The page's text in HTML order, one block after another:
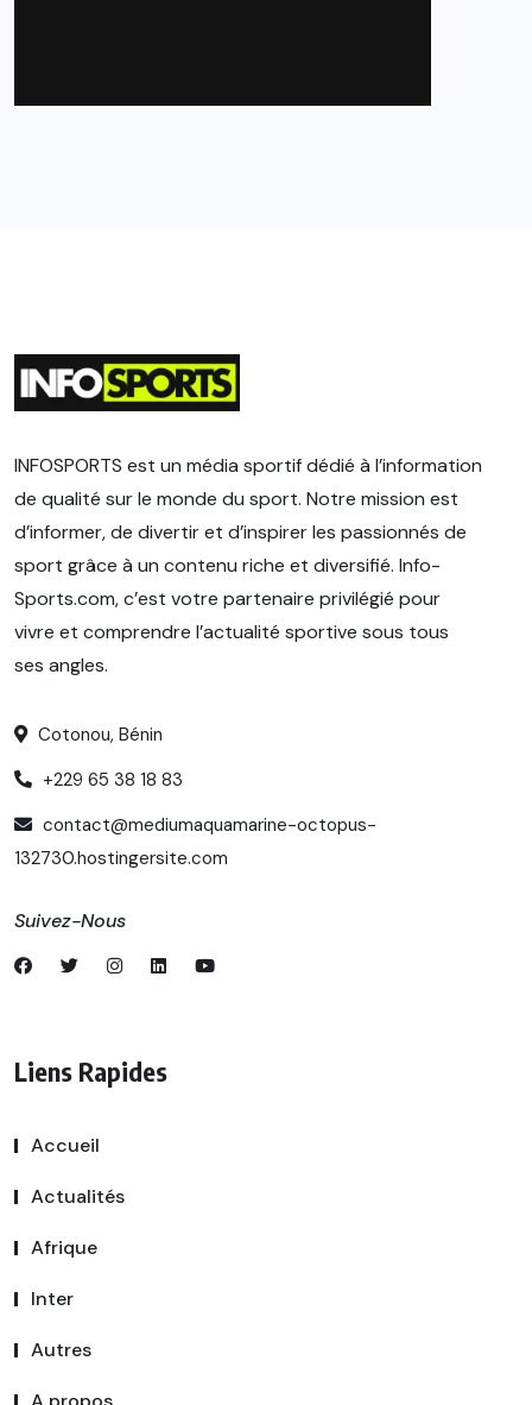
INFOSPORTS est un média sportif dédié à l’information
de qualité sur le monde du sport. Notre mission est
d’informer, de divertir et d’inspirer les passionnés de
sport grâce à un contenu riche et diversifié. Info-
Sports.com, c’est votre partenaire privilégié pour
vivre et comprendre l’actualité sportive sous tous
ses angles.
Cotonou, Bénin
+229 65 38 18 83
contact@mediumaquamarine-octopus-
132730.hostingersite.com
Suivez-Nous
Liens Rapides
Accueil
Actualités
Afrique
Inter
Autres